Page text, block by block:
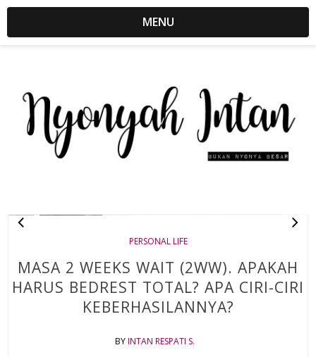
MENU
PERSONAL LIFE
MASA 2 WEEKS WAIT (2WW). APAKAH
HARUS BEDREST TOTAL? APA CIRI-CIRI
KEBERHASILANNYA?
BYINTAN RESPATI S.